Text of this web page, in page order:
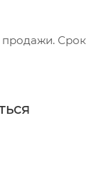
продажи. Срок